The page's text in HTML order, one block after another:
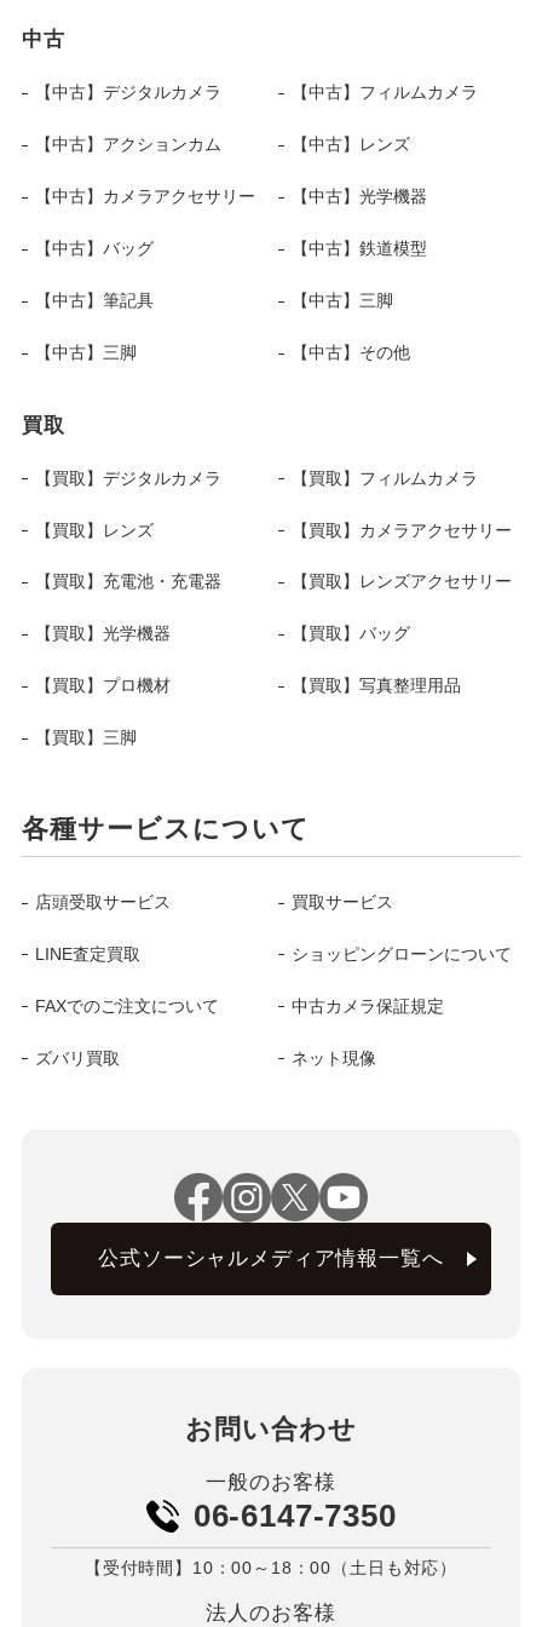
中古
【中古】デジタルカメラ 【中古】フィルムカメラ
【中古】アクションカム 【中古】レンズ
【中古】カメラアクセサリー 【中古】光学機器
【中古】バッグ 【中古】鉄道模型
【中古】筆記具 【中古】三脚
【中古】三脚 【中古】その他
買取
【買取】デジタルカメラ 【買取】フィルムカメラ
【買取】レンズ 【買取】カメラアクセサリー
【買取】充電池・充電器 【買取】レンズアクセサリー
【買取】光学機器 【買取】バッグ
【買取】プロ機材 【買取】写真整理用品
【買取】三脚
各種サービスについて
店頭受取サービス 買取サービス
LINE査定買取 ショッピングローンについて
FAXでのご注文について 中古カメラ保証規定
ズバリ買取 ネット現像
公式ソーシャルメディア情報一覧へ
お問い合わせ
一般のお客様
06-6147-7350
【受付時間】10：00～18：00（土日も対応）
法人のお客様